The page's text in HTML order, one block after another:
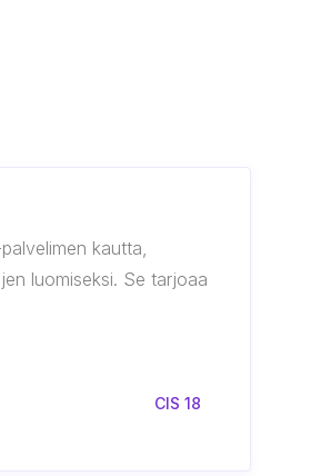
kautta,
luomiseksi. Se tarjoaa
CIS 18